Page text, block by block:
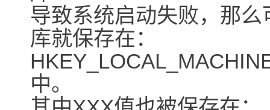
导致系统启动失败，那
库就保存在：
中。